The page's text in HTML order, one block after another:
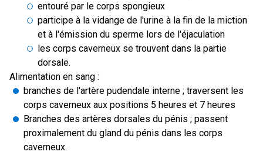
entouré par le corps spongieux
participe à la vidange de l'urine à la fin de la miction
et à l'émission du sperme lors de l'éjaculation
les corps caverneux se trouvent dans la partie
dorsale.
Alimentation en sang :
branches de l'artère pudendale interne ; traversent les
corps caverneux aux positions 5 heures et 7 heures
Branches des artères dorsales du pénis ; passent
proximalement du gland du pénis dans les corps
caverneux.